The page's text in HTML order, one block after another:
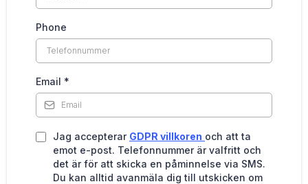
Phone
Email *
Jag accepterar GDPR villkoren och att ta
emot e-post. Telefonnummer är valfritt och
det är för att skicka en påminnelse via SMS.
Du kan alltid avanmäla dig till utskicken om